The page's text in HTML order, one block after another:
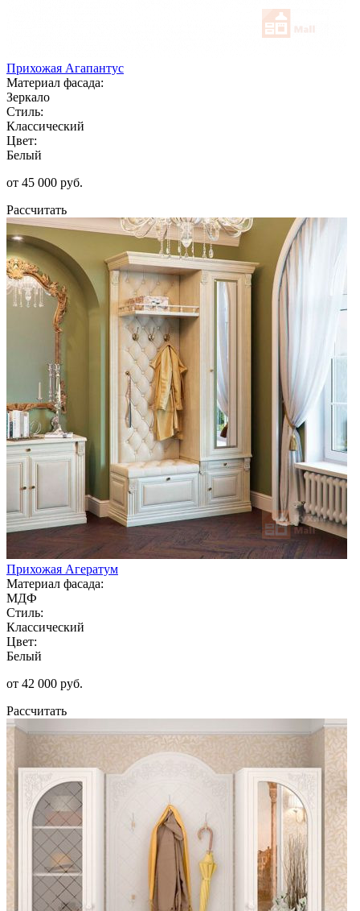
Прихожая Агапантус
Материал фасада:
Зеркало
Стиль:
Классический
Цвет:
Белый
от 45 000 руб.
Рассчитать
Прихожая Агератум
Материал фасада:
МДФ
Стиль:
Классический
Цвет:
Белый
от 42 000 руб.
Рассчитать